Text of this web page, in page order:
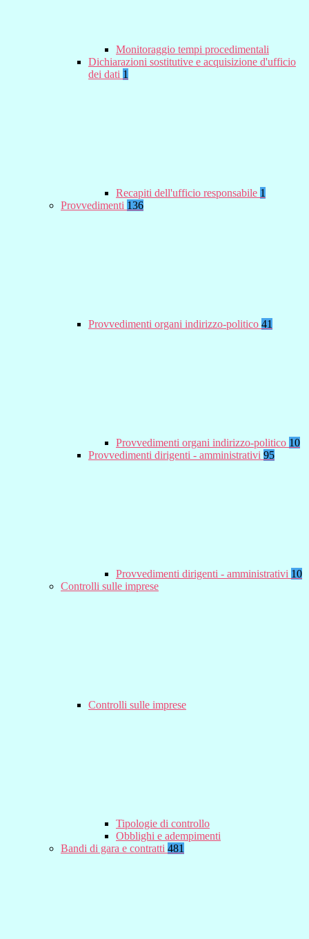
Monitoraggio tempi procedimentali
Dichiarazioni sostitutive e acquisizione d'ufficio
dei dati 1
Recapiti dell'ufficio responsabile 1
Provvedimenti 136
Provvedimenti organi indirizzo-politico 41
Provvedimenti organi indirizzo-politico 10
Provvedimenti dirigenti - amministrativi 95
Provvedimenti dirigenti - amministrativi 10
Controlli sulle imprese
Controlli sulle imprese
Tipologie di controllo
Obblighi e adempimenti
Bandi di gara e contratti 481